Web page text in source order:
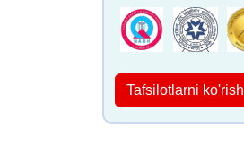
Tafsilotlarni ko'rish